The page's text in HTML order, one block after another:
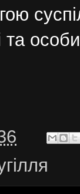
та